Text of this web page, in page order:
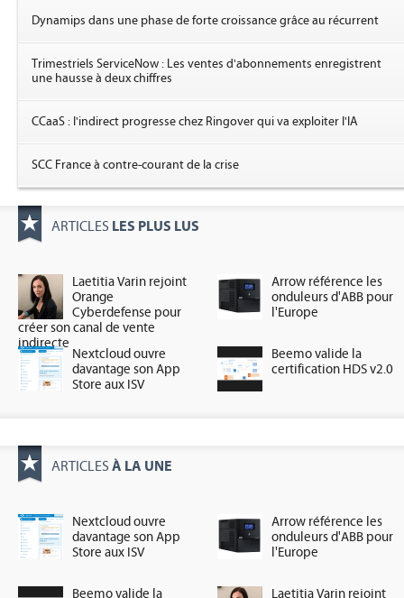
Dynamips dans une phase de forte croissance grâce au récurrent
Trimestriels ServiceNow : Les ventes d'abonnements enregistrent
une hausse à deux chiffres
CCaaS : l'indirect progresse chez Ringover qui va exploiter l'IA
SCC France à contre-courant de la crise
ARTICLES LES PLUS LUS
Laetitia Varin rejoint
Orange
Cyberdefense pour
créer son canal de vente
indirecte
Arrow référence les
onduleurs d'ABB pour
l'Europe
Nextcloud ouvre
davantage son App
Store aux ISV
Beemo valide la
certification HDS v2.0
ARTICLES À LA UNE
Nextcloud ouvre
davantage son App
Store aux ISV
Arrow référence les
onduleurs d'ABB pour
l'Europe
Beemo valide la Laetitia Varin rejoint